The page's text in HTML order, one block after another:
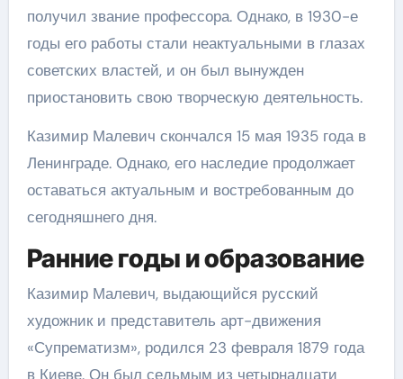
получил звание профессора. Однако, в 1930-е
годы его работы стали неактуальными в глазах
советских властей, и он был вынужден
приостановить свою творческую деятельность.
Казимир Малевич скончался 15 мая 1935 года в
Ленинграде. Однако, его наследие продолжает
оставаться актуальным и востребованным до
сегодняшнего дня.
Ранние годы и образование
Казимир Малевич, выдающийся русский
художник и представитель арт-движения
«Супрематизм», родился 23 февраля 1879 года
в Киеве. Он был седьмым из четырнадцати